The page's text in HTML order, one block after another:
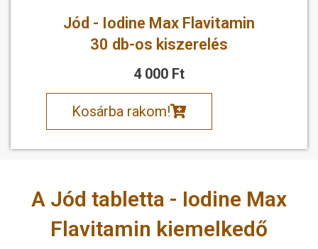
Jód - Iodine Max Flavitamin
30 db-os kiszerelés
4 000 Ft
Kosárba rakom!
A Jód tabletta - Iodine Max
Flavitamin kiemelkedő